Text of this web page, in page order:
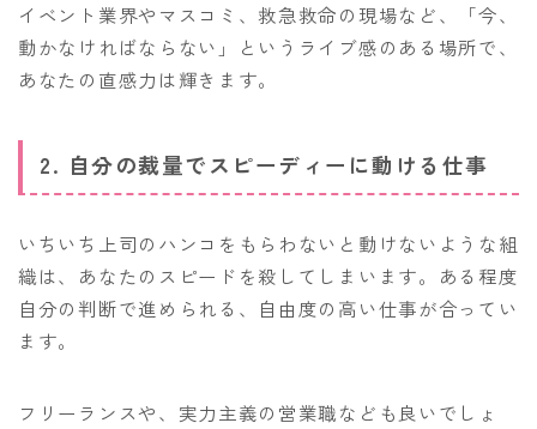
イベント業界やマスコミ、救急救命の現場など、「今、
動かなければならない」というライブ感のある場所で、
あなたの直感力は輝きます。
2. 自分の裁量でスピーディーに動ける仕事
いちいち上司のハンコをもらわないと動けないような組
織は、あなたのスピードを殺してしまいます。ある程度
自分の判断で進められる、自由度の高い仕事が合ってい
ます。
フリーランスや、実力主義の営業職なども良いでしょ